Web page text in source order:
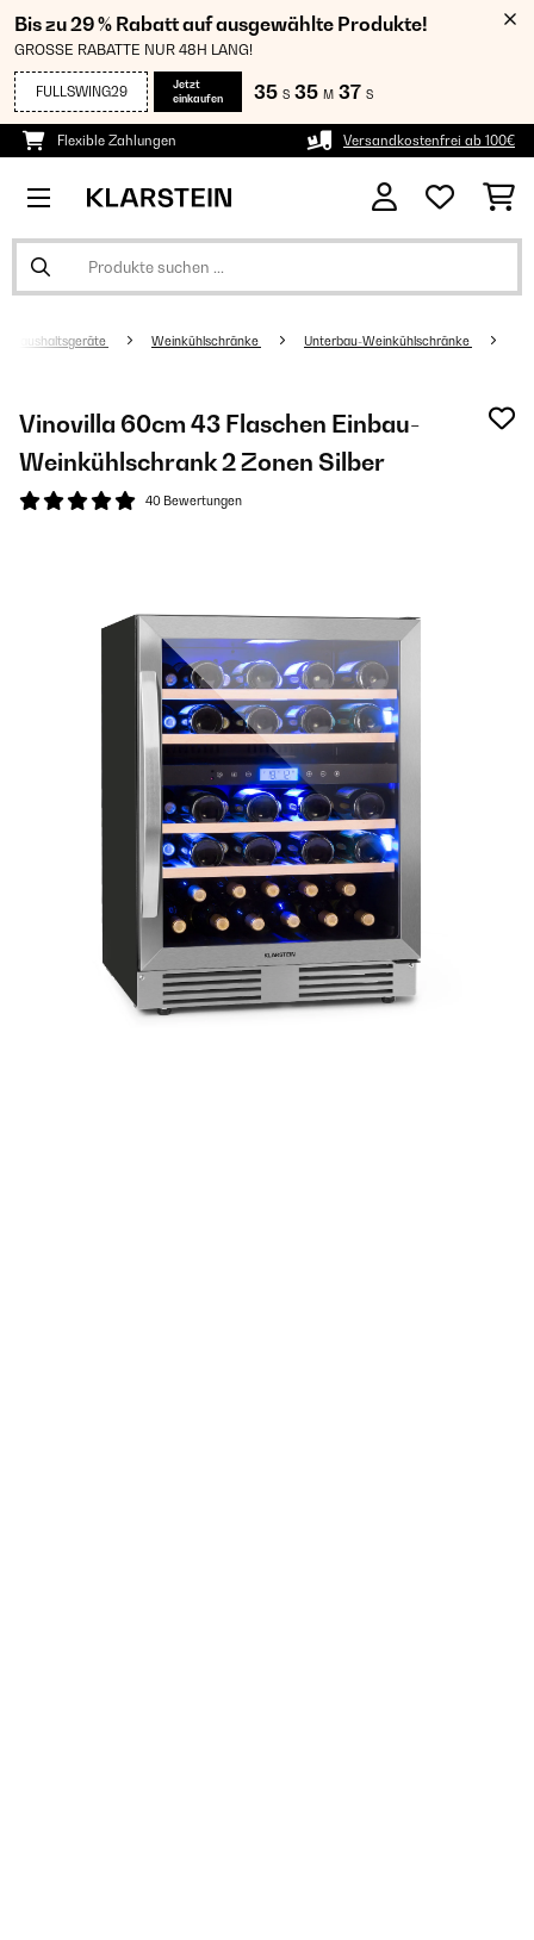
Bis zu 29 % Rabatt auf ausgewählte Produkte!
GROSSE RABATTE NUR 48H LANG!
FULLSWING29
Jetzt
einkaufen
35 S 35 M 37 S
Flexible Zahlungen Versandkostenfrei ab 100€
Haushaltsgeräte Weinkühlschränke Unterbau-Weinkühlschränke
Vinovilla 60cm 43 Flaschen Einbau-
Weinkühlschrank 2 Zonen Silber
40 Bewertungen